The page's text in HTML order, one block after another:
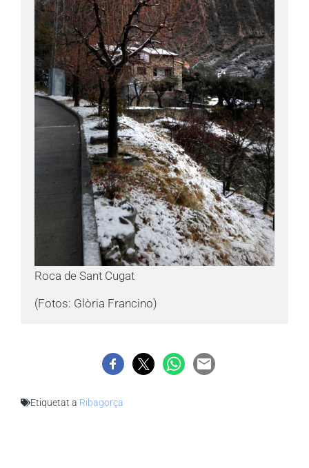
Roca de Sant Cugat
(Fotos: Glòria Francino)
Etiquetat a Ribagorça